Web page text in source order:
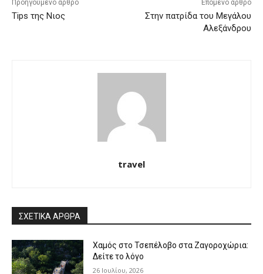
Προηγούμενο άρθρο
Tips της Νιος
Επόμενο άρθρο
Στην πατρίδα του Μεγάλου
Αλεξάνδρου
travel
ΣΧΕΤΙΚΑ ΑΡΘΡΑ
Χαμός στο Τσεπέλοβο στα Ζαγοροχώρια:
Δείτε το λόγο
26 Ιουλίου, 2026